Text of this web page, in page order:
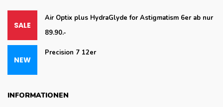
Air Optix plus HydraGlyde for Astigmatism 6er ab nur
89.90.-
Precision 7 12er
INFORMATIONEN